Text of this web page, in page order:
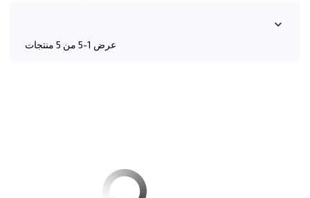

عرض 1-5 من 5 منتجات